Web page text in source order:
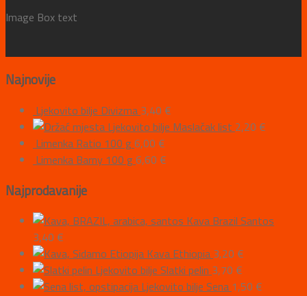
Image Box text
Najnovije
Ljekovito bilje Divizma 3,40 €
Ljekovito bilje Maslačak list 2,20 €
Limenka Ratio 100 g 6,00 €
Limenka Barny 100 g 6,60 €
Najprodavanije
Kava Brazil Santos
3,40 €
Kava Ethiopia 3,20 €
Ljekovito bilje Slatki pelin 3,70 €
Ljekovito bilje Sena 1,50 €